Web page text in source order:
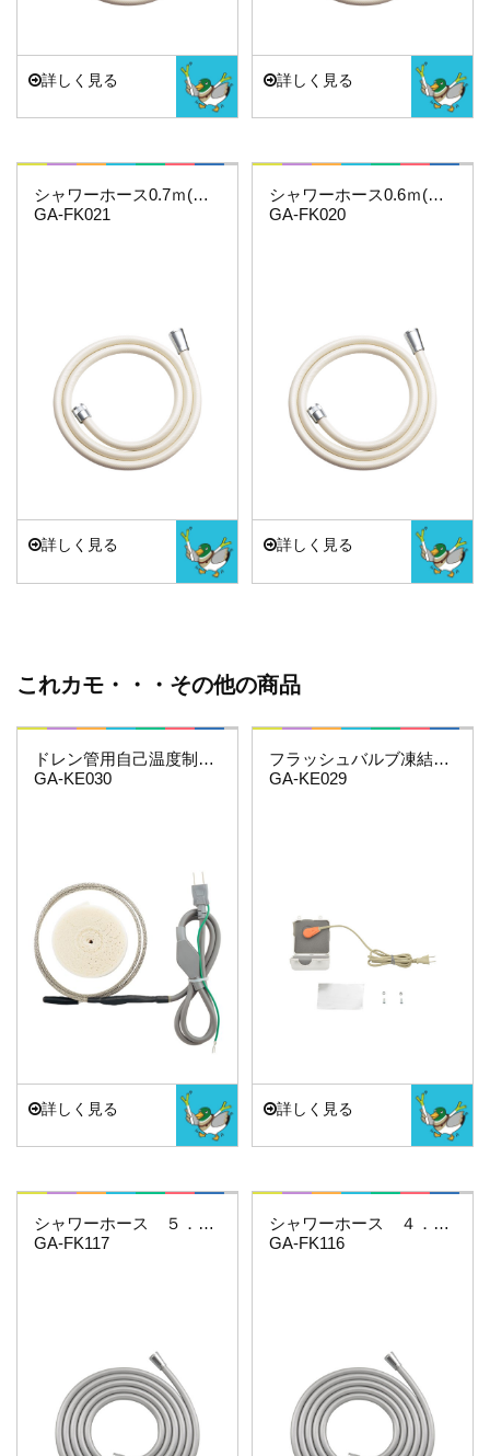
詳しく見る 詳しく見る
シャワーホース0.7ｍ(アイボリー)
GA-FK021
詳しく見る
シャワーホース0.6ｍ(アイボリー)
GA-FK020
詳しく見る
これカモ・・・その他の商品
これカモ・・・
ドレン管用自己温度制御凍結防止帯（１ｍ）
GA-KE030
詳しく見る
これカモ・・・
フラッシュバルブ凍結防止ヒーター
GA-KE029
詳しく見る
これカモ・・・
シャワーホース ５．０ｍ（シルバー）
GA-FK117
これカモ・・・
シャワーホース ４．５ｍ（シルバー）
GA-FK116